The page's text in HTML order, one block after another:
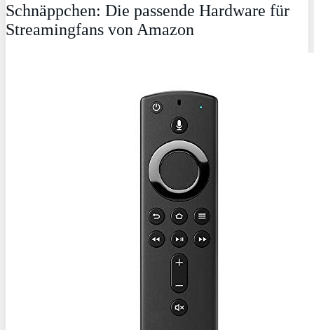
Schnäppchen: Die passende Hardware für
Streamingfans von Amazon